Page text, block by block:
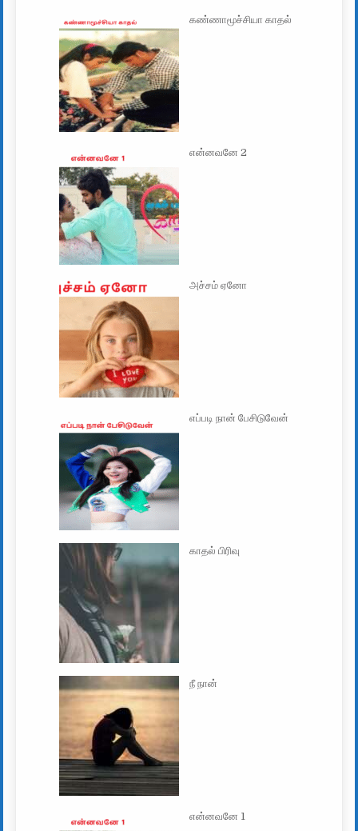
கண்ணாமூச்சியா காதல்
என்னவனே 2
அச்சம் ஏனோ
எப்படி நான் பேசிடுவேன்
காதல் பிரிவு
நீ நான்
என்னவனே 1